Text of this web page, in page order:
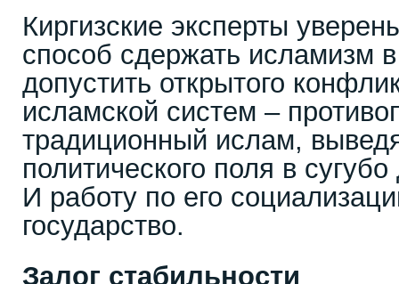
Киргизские эксперты
способ сдержать исламизм
допустить открытого
исламской систем –
традиционный ислам,
политического поля в
И работу по его
государство.
Залог стабильности